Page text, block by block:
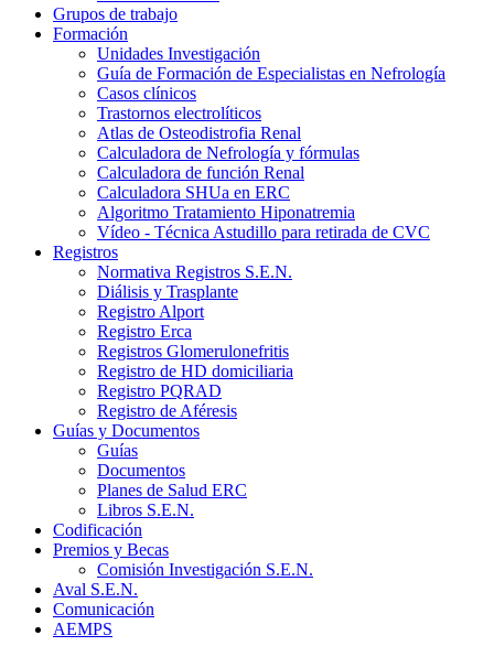
Grupos de trabajo
Formación
Unidades Investigación
Guía de Formación de Especialistas en Nefrología
Casos clínicos
Trastornos electrolíticos
Atlas de Osteodistrofia Renal
Calculadora de Nefrología y fórmulas
Calculadora de función Renal
Calculadora SHUa en ERC
Algoritmo Tratamiento Hiponatremia
Vídeo - Técnica Astudillo para retirada de CVC
Registros
Normativa Registros S.E.N.
Diálisis y Trasplante
Registro Alport
Registro Erca
Registros Glomerulonefritis
Registro de HD domiciliaria
Registro PQRAD
Registro de Aféresis
Guías y Documentos
Guías
Documentos
Planes de Salud ERC
Libros S.E.N.
Codificación
Premios y Becas
Comisión Investigación S.E.N.
Aval S.E.N.
Comunicación
AEMPS